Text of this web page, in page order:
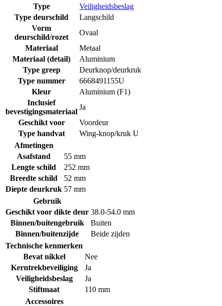
Type
Veiligheidsbeslag
Type deurschild
Langschild
Vorm
deurschild/rozet
Ovaal
Materiaal
Metaal
Materiaal (detail)
Aluminium
Type greep
Deurknop/deurkruk
Type nummer
6668491155U
Kleur
Aluminium (F1)
Inclusief
bevestigingsmateriaal
Ja
Geschikt voor
Voordeur
Type handvat
Wing-knop/kruk U
Afmetingen
Asafstand
55 mm
Lengte schild
252 mm
Breedte schild
52 mm
Diepte deurkruk 57 mm
Gebruik
Geschikt voor dikte deur 38.0-54.0 mm
Binnen/buitengebruik
Buiten
Binnen/buitenzijde
Beide zijden
Technische kenmerken
Bevat nikkel
Nee
Kerntrekbeveiliging
Ja
Veiligheidsbeslag
Ja
Stiftmaat
110 mm
Accessoires